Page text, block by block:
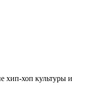
хип-хоп культуры и